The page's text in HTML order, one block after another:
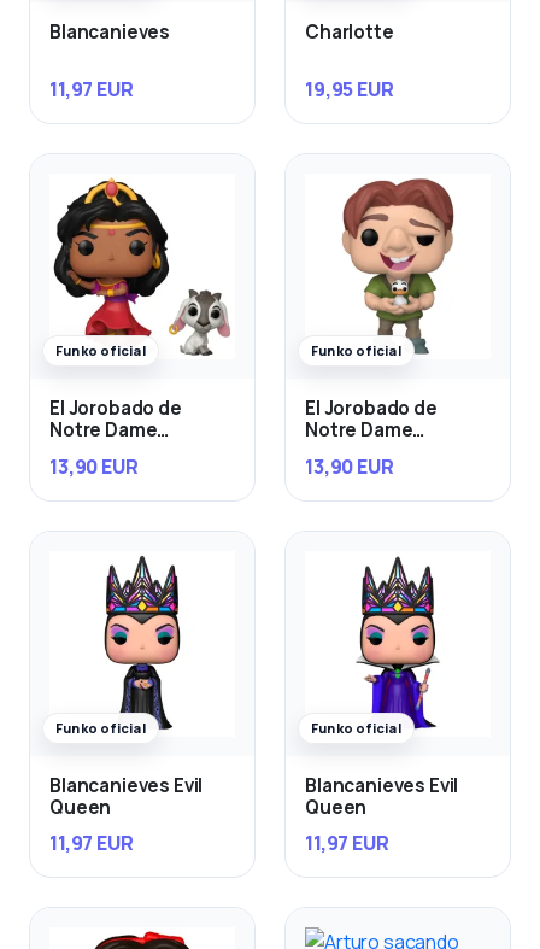
Blancanieves
11,97 EUR
Charlotte
19,95 EUR
Funko oficial
El Jorobado de
Notre Dame
13,90 EUR
Funko oficial
El Jorobado de
Notre Dame
13,90 EUR
Funko oficial
Blancanieves Evil
Queen
11,97 EUR
Funko oficial
Blancanieves Evil
Queen
11,97 EUR